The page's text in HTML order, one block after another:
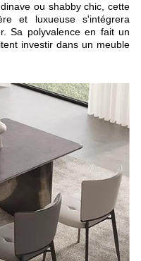
ou shabby chic, cette
et luxueuse s'intégrera
Sa polyvalence en fait un
investir dans un meuble